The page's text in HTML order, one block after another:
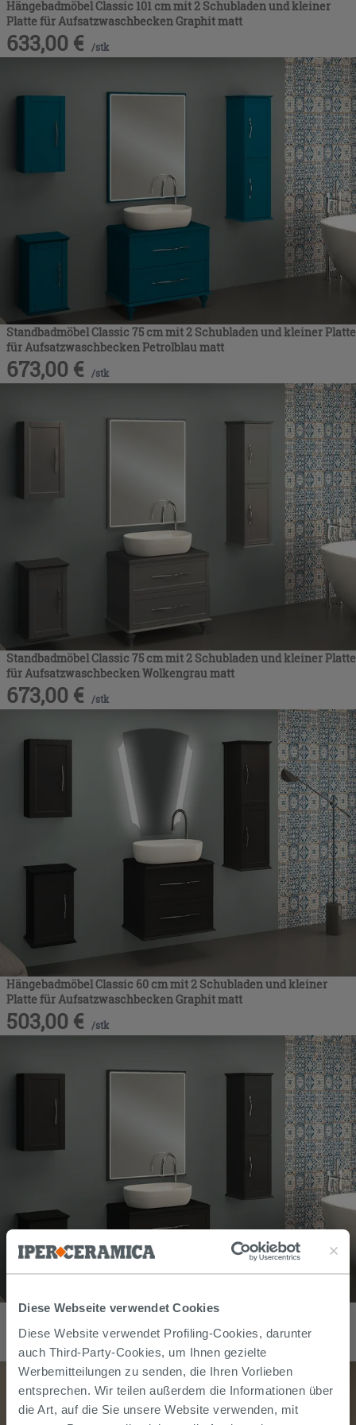
Diese Webseite verwendet Cookies
Diese Website verwendet Profiling-Cookies, darunter
auch Third-Party-Cookies, um Ihnen gezielte
Werbemitteilungen zu senden, die Ihren Vorlieben
entsprechen. Wir teilen außerdem die Informationen über
die Art, auf die Sie unsere Website verwenden, mit
Hängebadmöbel Classic 101 cm mit 2 Schubladen und kleiner
Platte für Aufsatzwaschbecken Graphit matt
633,00 € /stk
Standbadmöbel Classic 75 cm mit 2 Schubladen und kleiner Platte
für Aufsatzwaschbecken Petrolblau matt
673,00 € /stk
Standbadmöbel Classic 75 cm mit 2 Schubladen und kleiner Platte
für Aufsatzwaschbecken Wolkengrau matt
673,00 € /stk
Hängebadmöbel Classic 60 cm mit 2 Schubladen und kleiner
Platte für Aufsatzwaschbecken Graphit matt
503,00 € /stk
Hängebadmöbel Classic 75 cm mit 2 Schubladen und kleiner
Platte für Aufsatzwaschbecken Graphit matt
673,00€ /stk